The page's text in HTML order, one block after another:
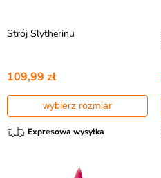
Strój Slytherinu
109,99 zł
wybierz rozmiar
Expresowa wysyłka